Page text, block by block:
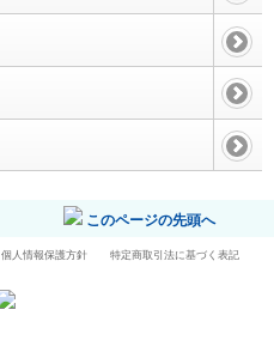
このページの先頭へ
個人情報保護方針
特定商取引法に基づく表記